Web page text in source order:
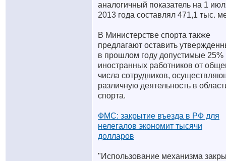
аналогичный показатель на 1
2013 года составлял 471,1 тыс.
В Министерстве спорта также
предлагают оставить
в прошлом году допустимые 25%
иностранных работников от
числа сотрудников,
различную деятельность в
спорта.
ФМС: закрытие въезда в РФ для
нелегалов экономит тысячи
долларов
"Использование механизма